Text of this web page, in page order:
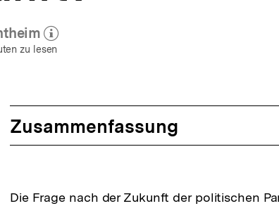
zum Autor)
öffnen
zu lesen
Zusammenfassung
Die Frage nach der Zukunft der politischen